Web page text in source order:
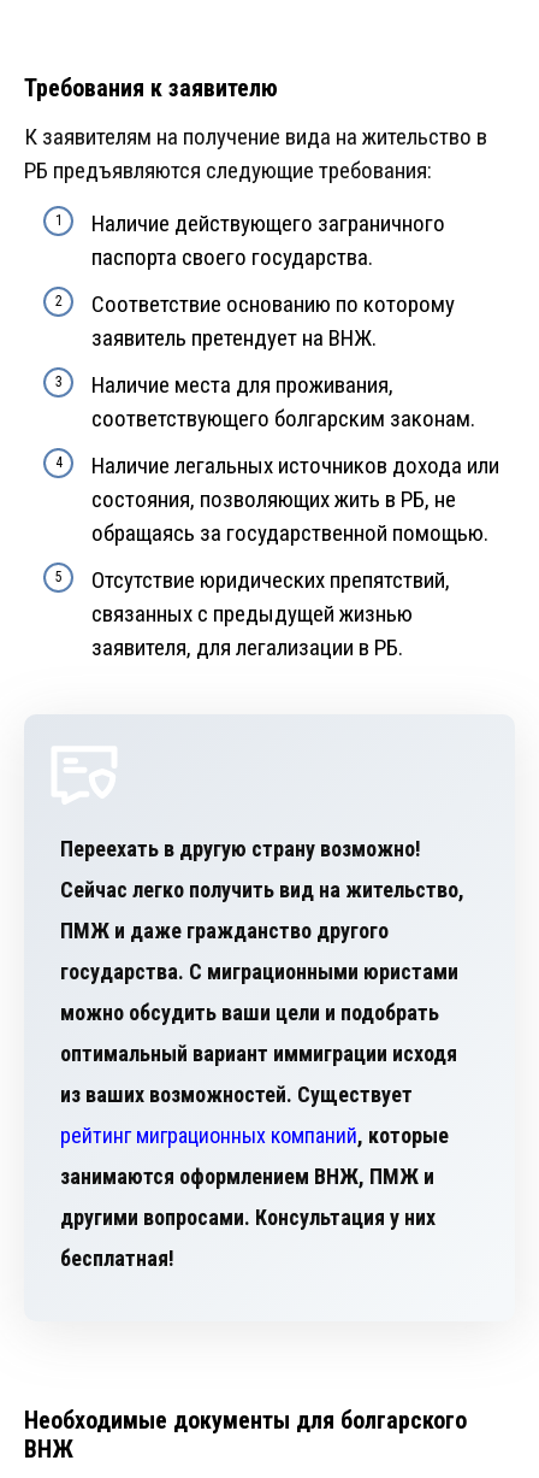
Требования к заявителю
К заявителям на получение вида на жительство в
РБ предъявляются следующие требования:
Наличие действующего заграничного
паспорта своего государства.
Соответствие основанию по которому
заявитель претендует на ВНЖ.
Наличие места для проживания,
соответствующего болгарским законам.
Наличие легальных источников дохода или
состояния, позволяющих жить в РБ, не
обращаясь за государственной помощью.
Отсутствие юридических препятствий,
связанных с предыдущей жизнью
заявителя, для легализации в РБ.
Переехать в другую страну возможно!
Сейчас легко получить вид на жительство,
ПМЖ и даже гражданство другого
государства. С миграционными юристами
можно обсудить ваши цели и подобрать
оптимальный вариант иммиграции исходя
из ваших возможностей. Существует
рейтинг миграционных компаний, которые
занимаются оформлением ВНЖ, ПМЖ и
другими вопросами. Консультация у них
бесплатная!
Необходимые документы для болгарского
ВНЖ